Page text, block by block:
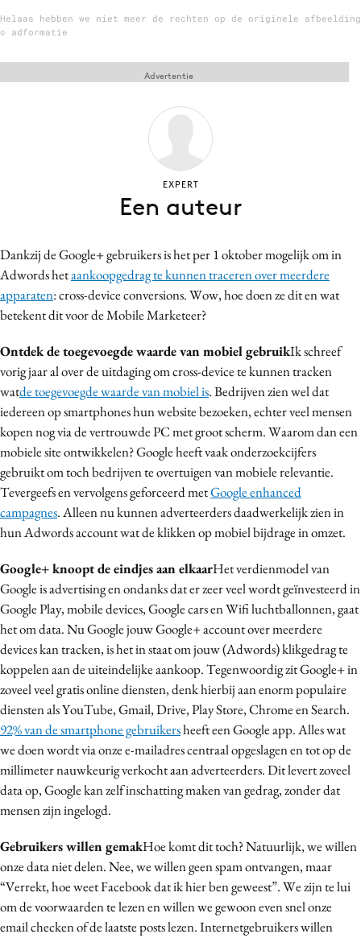
Adverteren
Campagnes
Carriere
Contentmarketing
Customer Experience
Data & Insights
Design
Digital transformation
Diversiteit
Effectiviteit
Gedragsverandering
Influencer marketing
Martech
Media
Merkstrategie
PR
Programmatic
Purpose Marketing
Reputatie & crisis
Helaas hebben we niet meer de rechten op de originele afbeelding
© adformatie
Dankzij de Google+ gebruikers is het per 1 oktober mogelijk om in
Adwords hetaankoopgedrag te kunnen traceren over meerdere
apparaten: cross-device conversions. Wow, hoe doen ze dit en wat
betekent dit voor de Mobile Marketeer?
Ontdek de toegevoegde waarde van mobiel gebruikIk schreef
vorig jaar al over de uitdaging om cross-device te kunnen tracken
watde toegevoegde waarde van mobiel is. Bedrijven zien wel dat
iedereen op smartphones hun website bezoeken, echter veel mensen
kopen nog via de vertrouwde PC met groot scherm. Waarom dan een
mobiele site ontwikkelen? Google heeft vaak onderzoekcijfers
gebruikt om toch bedrijven te overtuigen van mobiele relevantie.
Tevergeefs en vervolgens geforceerd metGoogle enhanced
campagnes. Alleen nu kunnen adverteerders daadwerkelijk zien in
hun Adwords account wat de klikken op mobiel bijdrage in omzet.
Google+ knoopt de eindjes aan elkaarHet verdienmodel van
Google is advertising en ondanks dat er zeer veel wordt geïnvesteerd in
Google Play, mobile devices, Google cars en Wifi luchtballonnen, gaat
het om data. Nu Google jouw Google+ account over meerdere
devices kan tracken, is het in staat om jouw (Adwords) klikgedrag te
koppelen aan de uiteindelijke aankoop. Tegenwoordig zit Google+ in
zoveel veel gratis online diensten, denk hierbij aan enorm populaire
diensten als YouTube, Gmail, Drive, Play Store, Chrome en Search.
92% van de smartphone gebruikersheeft een Google app. Alles wat
we doen wordt via onze e-mailadres centraal opgeslagen en tot op de
millimeter nauwkeurig verkocht aan adverteerders. Dit levert zoveel
data op, Google kan zelf inschatting maken van gedrag, zonder dat
mensen zijn ingelogd.
Gebruikers willen gemakHoe komt dit toch? Natuurlijk, we willen
onze data niet delen. Nee, we willen geen spam ontvangen, maar
“Verrekt, hoe weet Facebook dat ik hier ben geweest”. We zijn te lui
om de voorwaarden te lezen en willen we gewoon even snel onze
email checken of de laatste posts lezen. Internetgebruikers willen
Advertentie
EXPERT
Een auteur